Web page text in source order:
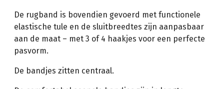
De rugband is bovendien gevoerd met functionele
elastische tule en de sluitbreedtes zijn aanpasbaar
aan de maat – met 3 of 4 haakjes voor een perfecte
pasvorm.
De bandjes zitten centraal.